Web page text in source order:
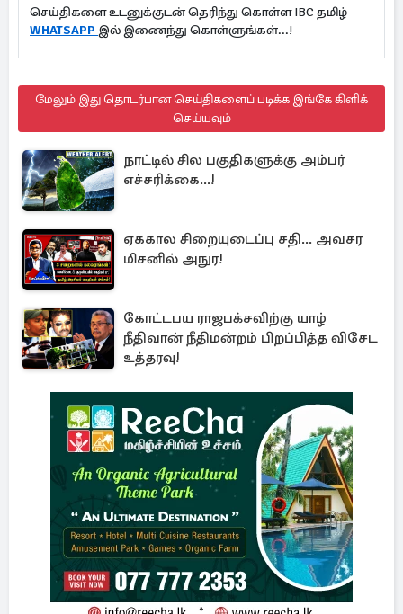
செய்திகளை உடனுக்குடன் தெரிந்து கொள்ள IBC தமிழ்
WHATSAPP இல் இணைந்து கொள்ளுங்கள்...!
மேலும் இது தொடர்பான செய்திகளைப் படிக்க இங்கே கிளிக்
செய்யவும்
நாட்டில் சில பகுதிகளுக்கு அம்பர்
எச்சரிக்கை...!
ஏககால சிறையுடைப்பு சதி... அவசர
மிசனில் அநுர!
கோட்டபய ராஜபக்சவிற்கு யாழ்
நீதிவான் நீதிமன்றம் பிறப்பித்த விசேட
உத்தரவு!